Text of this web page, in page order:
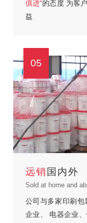
俱进”的态度为客
益
05
远销 国内外
Sold at home and
公司与多家印刷包
企业、
电器企业